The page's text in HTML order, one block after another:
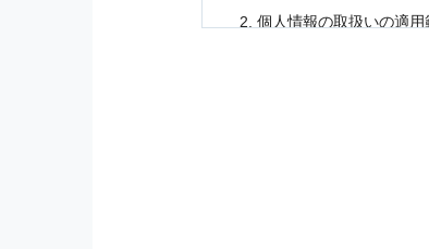
個人情報の取扱いの適用
の他に，以下の各号に
本サービスの提供また